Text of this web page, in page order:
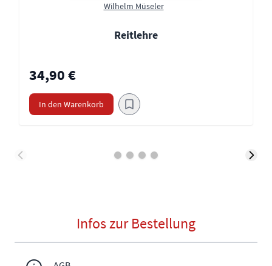
Wilhelm Müseler
Reitlehre
34,90 €
In den Warenkorb
Infos zur Bestellung